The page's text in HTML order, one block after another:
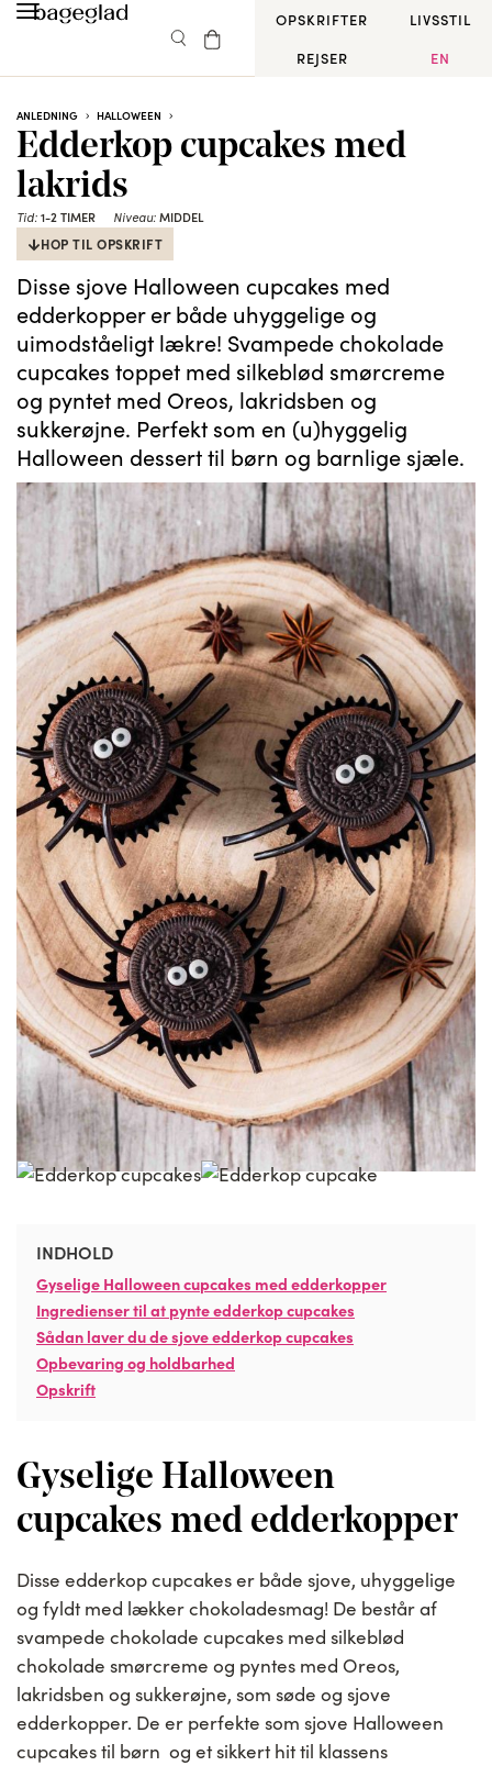
OPSKRIFTER
LIVSSTIL
REJSER
EN
ANLEDNING HALLOWEEN
Edderkop cupcakes med
lakrids
Tid:1-2 TIMER Niveau:MIDDEL
HOP TIL OPSKRIFT
Disse sjove Halloween cupcakes med
edderkopper er både uhyggelige og
uimodståeligt lækre! Svampede chokolade
cupcakes toppet med silkeblød smørcreme
og pyntet med Oreos, lakridsben og
sukkerøjne. Perfekt som en (u)hyggelig
Halloween dessert til børn og barnlige sjæle.
INDHOLD
Gyselige Halloween cupcakes med edderkopper
Ingredienser til at pynte edderkop cupcakes
Sådan laver du de sjove edderkop cupcakes
Opbevaring og holdbarhed
Opskrift
Gyselige Halloween
cupcakes med edderkopper
Disse edderkop cupcakes er både sjove, uhyggelige
og fyldt med lækker chokoladesmag! De består af
svampede chokolade cupcakes med silkeblød
chokolade smørcreme og pyntes med Oreos,
lakridsben og sukkerøjne, som søde og sjove
edderkopper. De er perfekte som sjove Halloween
cupcakes til børn og et sikkert hit til klassens